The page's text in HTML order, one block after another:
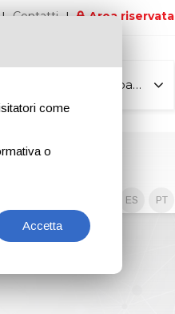
Contatti Area riservata
Tutte le pagine
ES PT
come
o
Accetta